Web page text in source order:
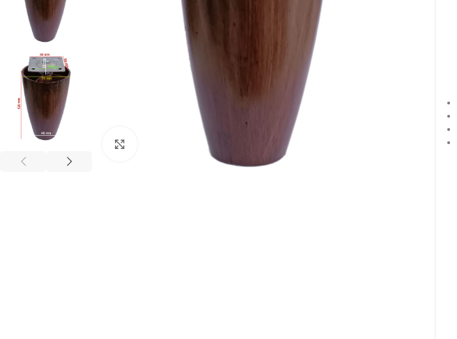
Büyütmek için tıklayınız